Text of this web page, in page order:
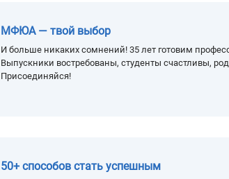
МФЮА — твой выбор
И больше никаких сомнений! 35 лет готовим
Выпускники востребованы, студенты счастливы,
Присоединяйся!
50+ способов стать успешным